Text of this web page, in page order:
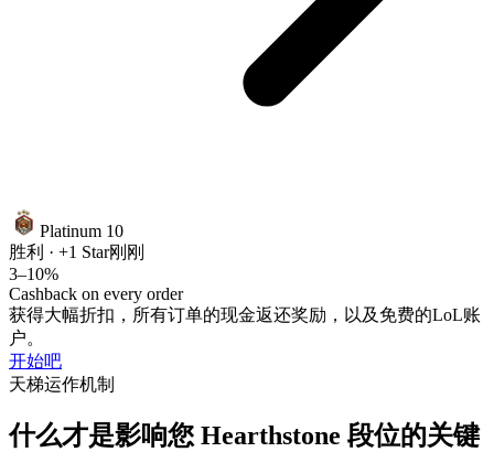
Platinum 10
胜利 · +1 Star刚刚
3–10%
Cashback on every order
获得大幅折扣，所有订单的现金返还奖励，以及免费的LoL账
户。
开始吧
天梯运作机制
什么才是影响您 Hearthstone 段位的关键